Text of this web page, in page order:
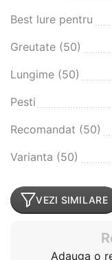
Best lure pentru
Greutate (50)
Lungime (50)
Pesti
Recomandat (50)
Varianta (50)
VEZI SIMILARE
Adauga o